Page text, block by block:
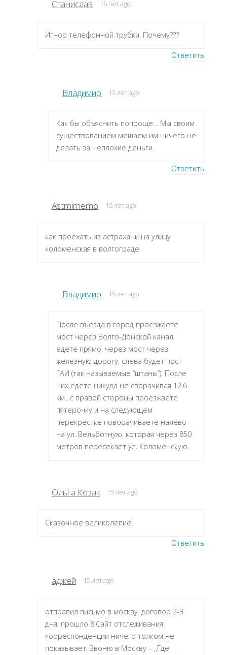
Станислав 15 лет ago
Игнор телефонной трубки. Почему???
Ответить
Владимир 15 лет ago
Как бы объяснить попроще… Мы своим
существованием мешаем им ничего не
делать за неплохие деньги.
Ответить
Astmimemo 15 лет ago
как проехать из астрахани на улицу
коломенская в волгограде
Владимир 15 лет ago
После въезда в город проезжаете
мост через Волго-Донской канал,
едете прямо, через мост через
железную дорогу, слева будет пост
ГАИ (так называемые “штаны”). После
них едете никуда не сворачивая 12.6
км., с правой стороны проезжаете
пятерочку и на следующем
перекрестке поворачиваете налево
на ул. Вельботную, которая через 850
метров пересекает ул. Коломенскую.
Ольга Козак 15 лет ago
Сказочное великолепие!
Ответить
аджей 15 лет ago
отправил письмо в москву. договор 2-3
дня. прошло 8.Сайт отслеживания
корреспонденции ничего толком не
показывает. Звоню в Москву – ,,Где